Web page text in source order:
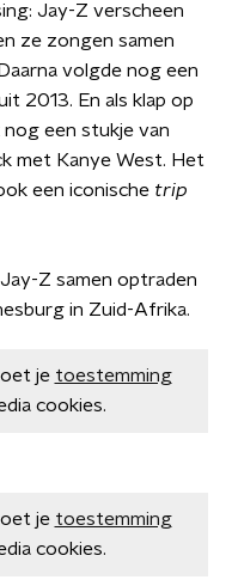
Jay-Z verscheen
ze zongen samen
volgde nog een
2013. En als klap op
een stukje van
met Kanye West. Het
een iconische trip
Z samen optraden
in Zuid-Afrika.
je toestemming
cookies.
je toestemming
cookies.